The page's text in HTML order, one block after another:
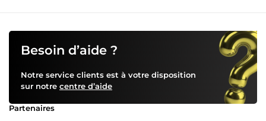
Besoin d’aide ?
Notre service clients est à votre disposition
sur notre centre d’aide
Partenaires